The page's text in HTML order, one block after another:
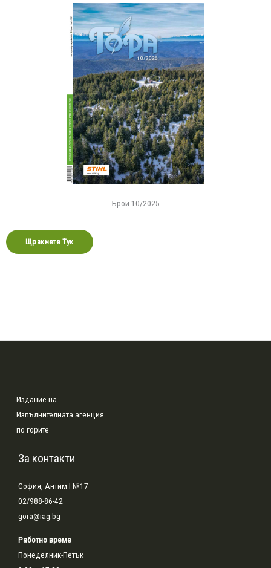
Брой 10/2025
Щракнете Тук
Издание на
Изпълнителната агенция
по горите
За контакти
София, Антим I №17
02/988-86-42
gora@iag.bg
Работно време
Понеделник-Петък